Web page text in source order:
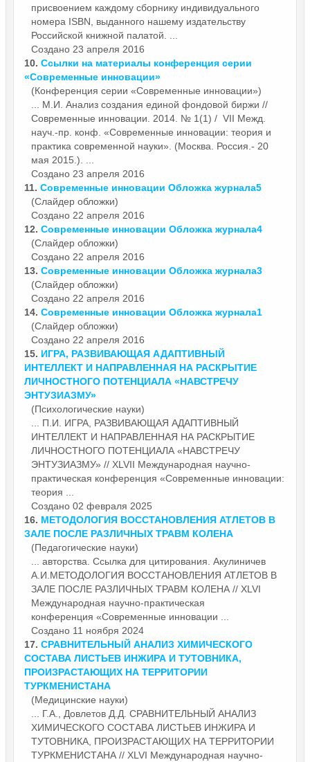
присвоением каждому сборнику индивидуального
номера ISBN, выданного нашему издательству
Российской книжной палатой. ...
Создано 23 апреля 2016
10. Ссылки на материалы конференция серии
«Современные инновации»
(Конференция серии «Современные инновации»)
... М.И. Анализ создания единой фондовой биржи //
Современные инновации. 2014. № 1(1) / VII Межд.
науч.-пр. конф. «Современные инновации: теория и
практика современной науки». (Москва. Россия.- 20
мая 2015.). ...
Создано 23 апреля 2016
11. Современные инновации Обложка журнала5
(Слайдер обложки)
Создано 22 апреля 2016
12. Современные инновации Обложка журнала4
(Слайдер обложки)
Создано 22 апреля 2016
13. Современные инновации Обложка журнала3
(Слайдер обложки)
Создано 22 апреля 2016
14. Современные инновации Обложка журнала1
(Слайдер обложки)
Создано 22 апреля 2016
15. ИГРА, РАЗВИВАЮЩАЯ АДАПТИВНЫЙ
ИНТЕЛЛЕКТ И НАПРАВЛЕННАЯ НА РАСКРЫТИЕ
ЛИЧНОСТНОГО ПОТЕНЦИАЛА «НАВСТРЕЧУ
ЭНТУЗИАЗМУ»
(Психологические науки)
... П.И. ИГРА, РАЗВИВАЮЩАЯ АДАПТИВНЫЙ
ИНТЕЛЛЕКТ И НАПРАВЛЕННАЯ НА РАСКРЫТИЕ
ЛИЧНОСТНОГО ПОТЕНЦИАЛА «НАВСТРЕЧУ
ЭНТУЗИАЗМУ» // XLVII Международная научно-
практическая конференция «Современные инновации:
теория ...
Создано 02 февраля 2025
16. МЕТОДОЛОГИЯ ВОССТАНОВЛЕНИЯ АТЛЕТОВ В
ЗАЛЕ ПОСЛЕ РАЗЛИЧНЫХ ТРАВМ КОЛЕНА
(Педагогические науки)
... авторства. Ссылка для цитирования. Акулиничев
А.И.МЕТОДОЛОГИЯ ВОССТАНОВЛЕНИЯ АТЛЕТОВ В
ЗАЛЕ ПОСЛЕ РАЗЛИЧНЫХ ТРАВМ КОЛЕНА // XLVI
Международная научно-практическая
конференция «Современные инновации ...
Создано 11 ноября 2024
17. СРАВНИТЕЛЬНЫЙ АНАЛИЗ ХИМИЧЕСКОГО
СОСТАВА ЛИСТЬЕВ ИНЖИРА И ТУТОВНИКА,
ПРОИЗРАСТАЮЩИХ НА ТЕРРИТОРИИ
ТУРКМЕНИСТАНА
(Медицинские науки)
... Г.А., Довлетов Д.Д. СРАВНИТЕЛЬНЫЙ АНАЛИЗ
ХИМИЧЕСКОГО СОСТАВА ЛИСТЬЕВ ИНЖИРА И
ТУТОВНИКА, ПРОИЗРАСТАЮЩИХ НА ТЕРРИТОРИИ
ТУРКМЕНИСТАНА // XLVI Международная научно-